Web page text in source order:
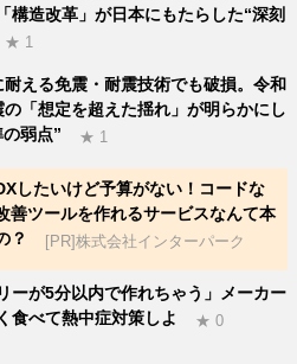
構造改革」が日本にもたらした“深刻
★ 1
耐える免震・耐震技術でも破損。令和
「想定を超えた揺れ」が明らかにし
弱点”
★ 1
したいけど予算がない！コードな
善ツールを作れるサービスなんて本
？
[PR]株式会社インターパーク
ーが5分以内で作れちゃう」メーカー
食べて熱中症対策しよ
★ 0